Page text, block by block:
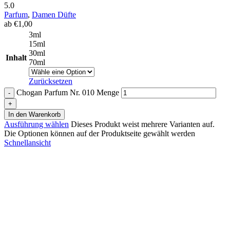
5.0
Parfum, Damen Düfte
ab €1,00
Inhalt
3ml
15ml
30ml
70ml
Zurücksetzen
Chogan Parfum Nr. 010 Menge
In den Warenkorb
Ausführung wählen Dieses Produkt weist mehrere Varianten auf.
Die Optionen können auf der Produktseite gewählt werden
Schnellansicht